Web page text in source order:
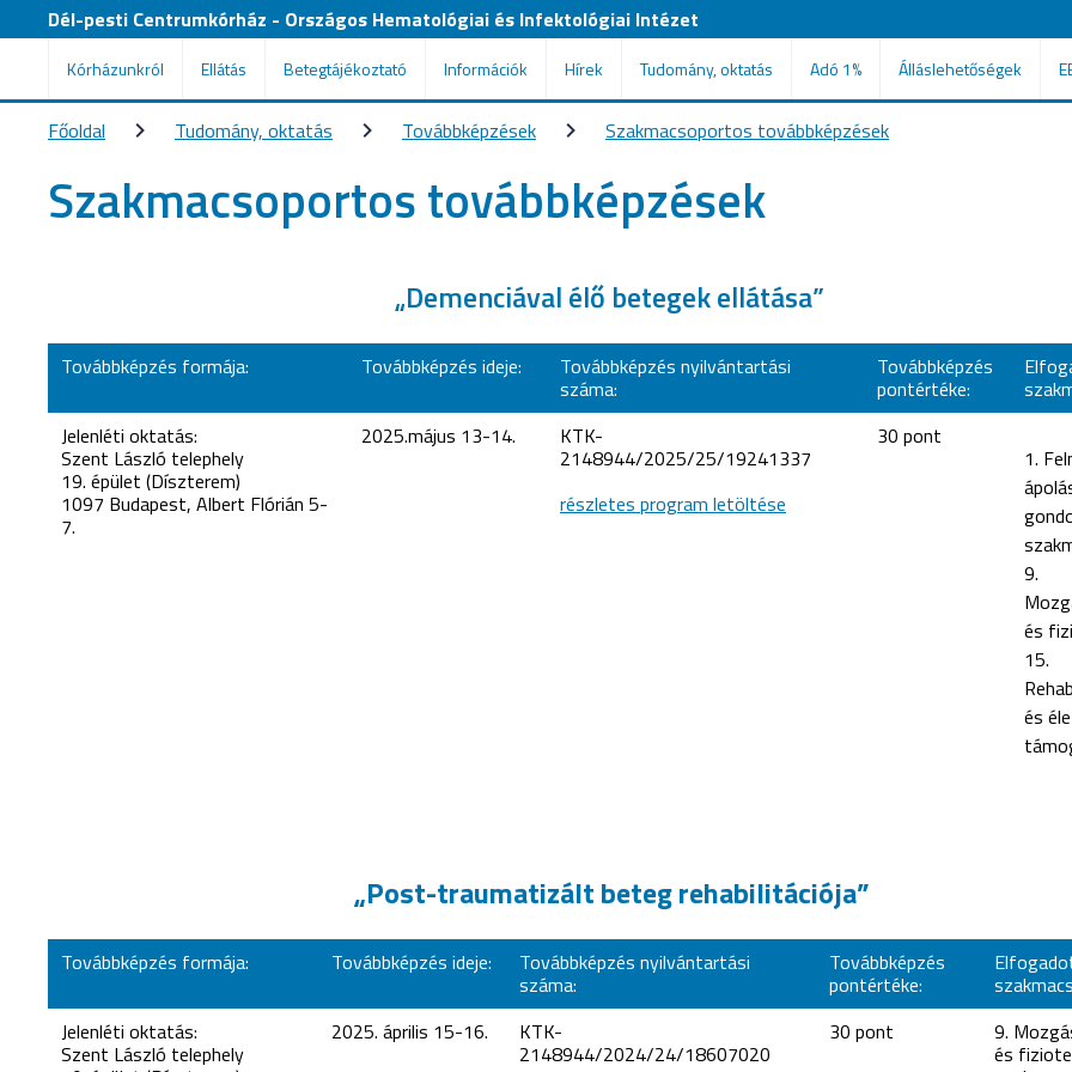
Dél-pesti Centrumkórház - Országos Hematológiai és Infektológiai Intézet
Kórházunkról Ellátás Betegtájékoztató Információk Hírek Tudomány, oktatás Adó 1% Álláslehetőségek
Főoldal Tudomány, oktatás Továbbképzések Szakmacsoportos továbbképzések
Szakmacsoportos továbbképzések
„Demenciával élő betegek ellátása”
Továbbképzés formája: Továbbképzés ideje: Továbbképzés nyilvántartási
száma:
Továbbképzés
pontértéke:
Jelenléti oktatás:
Szent László telephely
19. épület (Díszterem)
1097 Budapest, Albert Flórián 5-
7.
2025.május 13-14. KTK-
2148944/2025/25/19241337
részletes program letöltése
30 pont
1.
9.
és
15.
és
„Post-traumatizált beteg rehabilitációja”
Továbbképzés formája: Továbbképzés ideje: Továbbképzés nyilvántartási
száma:
Továbbképzés
pontértéke:
Jelenléti oktatás:
Szent László telephely
2025. április 15-16. KTK-
2148944/2024/24/18607020
30 pont 9.
és